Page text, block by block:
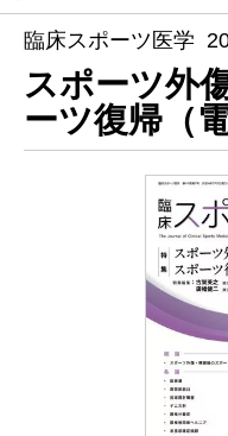
臨床スポーツ医学
スポーツ外
ーツ復帰（